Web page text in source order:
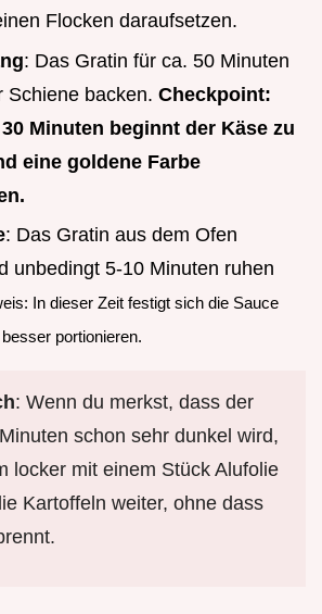
Flocken daraufsetzen.
: Das Gratin für ca. 50 Minuten
Schiene backen. Checkpoint:
Minuten beginnt der Käse zu
eine goldene Farbe
: Das Gratin aus dem Ofen
unbedingt 5-10 Minuten ruhen
In dieser Zeit festigt sich die Sauce
portionieren.
: Wenn du merkst, dass der
schon sehr dunkel wird,
locker mit einem Stück Alufolie
Kartoffeln weiter, ohne dass